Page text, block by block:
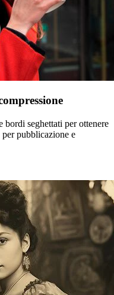
bordi seghettati per ottenere
pubblicazione e